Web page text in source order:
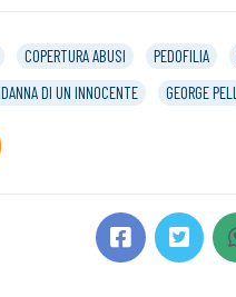
COPERTURA ABUSI PEDOFILIA
DI UN INNOCENTE GEORGE PELL